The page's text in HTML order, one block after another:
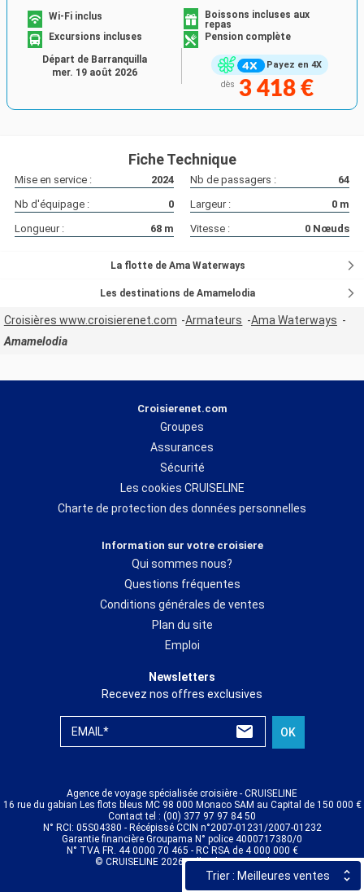
Trier : Meilleures ventes
Payez en 4X
Wi-Fi inclus
Boissons incluses aux
repas
Excursions incluses
Pension complète
dès 3 418 €
Départ de Barranquilla
mer. 19 août 2026
Fiche Technique
Mise en service : 2024 Nb de passagers :
64
Nb d'équipage :
0 Largeur : 0 m
Longueur :
68 m Vitesse : 0 Nœuds
La flotte de Ama Waterways
Les destinations de Amamelodia
Croisières www.croisierenet.com Armateurs
Ama Waterways
Amamelodia
Croisierenet.com
Groupes
Assurances
Sécurité
Les cookies CRUISELINE
Charte de protection des données personnelles
Information sur votre croisiere
Qui sommes nous?
Questions fréquentes
Conditions générales de ventes
Plan du site
Emploi
Newsletters
Recevez nos offres exclusives
EMAIL* OK
Agence de voyage spécialisée croisière - CRUISELINE
16 rue du gabian Les flots bleus MC 98 000 Monaco SAM au Capital de 150 000 €
Contact tel : (00) 377 97 97 84 50
N° RCI: 05S04380 - Récépissé CCIN n°2007-01231/2007-01232
Garantie financière Groupama N° police 4000717380/0
N° TVA FR. 44 0000 70 465 - RC RSA de 4 000 000 €
© CRUISELINE 2026 - all rights reserved